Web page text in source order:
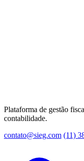
Plataforma de gestão
contabilidade.
contato@sieg.com (11)